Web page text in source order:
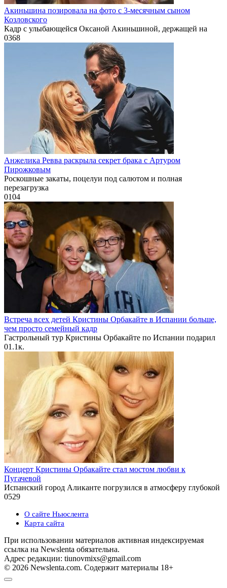
Акиньшина позировала на фото с 3-месячным сыном
Козловского
Кадр с улыбающейся Оксаной Акиньшиной, держащей на
0368
Анжелика Ревва раскрыла секрет брака с Артуром
Пирожковым
Роскошные закаты, поцелуи под салютом и полная
перезагрузка
0104
Встреча всех детей Кристины Орбакайте в Испании больше,
чем просто семейный кадр
Гастрольный тур Кристины Орбакайте по Испании подарил
01.1к.
Концерт Кристины Орбакайте стал мостом любви к
Пугачевой
Испанский город Аликанте погрузился в атмосферу глубокой
0529
О сайте Ньюслента
Карта сайта
При использовании материалов активная индексируемая
ссылка на Newslenta обязательна.
Адрес редакции: tiunovmixs@gmail.com
© 2026 Newslenta.com. Содержит материалы 18+